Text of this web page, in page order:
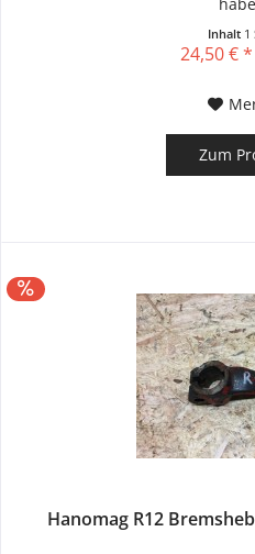
Inhalt 1
24,50 € *
Zum
Hanomag R12